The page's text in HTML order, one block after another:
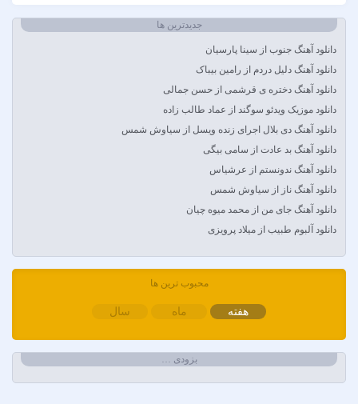
Andre Schnura & Timmy Trumpet & Alexandra Stan
Anyma Ellie Goulding
Arsha Michaels
Aşkın Nur Yengi
Avril Lavigne & Simple Plan
Ayla Çelik
Aynur Polat
Balabay Agayev
Bebe Rexha
Bengü
Bilal Sonses & Deniz Toprak
Burak Buluk & Zara & Kurtuluş Kuş
Burak Bulut
Calvin Harris
Can Bonomo
جدیدترین ها
دانلود آهنگ جنوب از سینا پارسیان
دانلود آهنگ دلیل دردم از رامین بیباک
دانلود آهنگ دختره ی قرشمی از حسن جمالی
دانلود موزیک ویدئو سوگند از عماد طالب زاده
دانلود آهنگ دی بلال اجرای زنده ویسل از سیاوش شمس
دانلود آهنگ بد عادت از سامی بیگی
دانلود آهنگ ندونستم از عرشیاس
دانلود آهنگ ناز از سیاوش شمس
دانلود آهنگ جای من از محمد میوه چیان
دانلود آلبوم طبیب از میلاد پرویزی
محبوب ترین ها
هفته ماه سال
بزودی …